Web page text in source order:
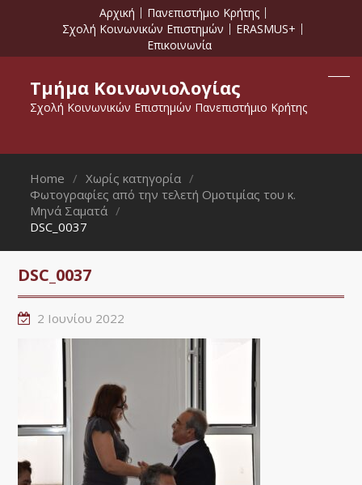
Αρχική
Πανεπιστήμιο Κρήτης
Σχολή Κοινωνικών Επιστημών
ERASMUS+
Επικοινωνία
Τμήμα Κοινωνιολογίας
Σχολή Κοινωνικών Επιστημών Πανεπιστήμιο Κρήτης
Home
Χωρίς κατηγορία
Φωτογραφίες από την τελετή Ομοτιμίας του κ.
Μηνά Σαματά
DSC_0037
DSC_0037
2 Ιουνίου 2022